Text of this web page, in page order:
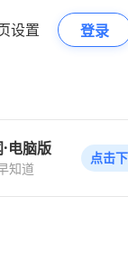
设置 登录
电脑版
知道
点击